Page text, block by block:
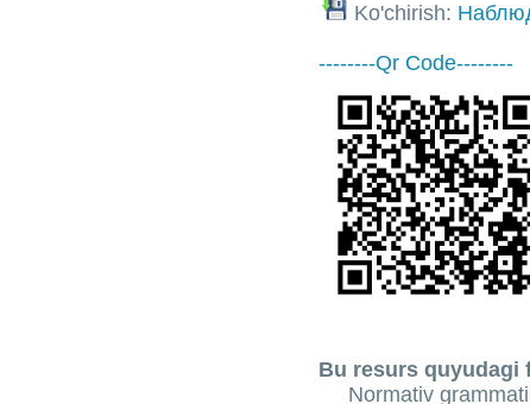
Ko'chirish:
--------Qr Code--------
Bu resurs quyudagi
Normativ